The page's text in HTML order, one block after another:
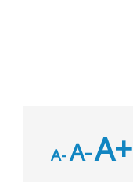
A-A-A+